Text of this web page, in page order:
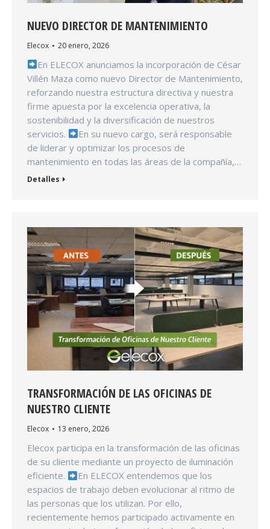
NUEVO DIRECTOR DE MANTENIMIENTO
Elecox 20 enero, 2026
En ELECOX anunciamos la incorporación de César
Villén Maza como nuevo Director de Mantenimiento,
reforzando nuestra estructura directiva y nuestra
firme apuesta por la excelencia operativa, la
sostenibilidad y la diversificación de nuestros
servicios.
En su nuevo cargo, será responsable
de liderar y optimizar los procesos de
mantenimiento en todas las áreas de la compañía,…
Detalles
TRANSFORMACIÓN DE LAS OFICINAS DE
NUESTRO CLIENTE
Elecox 13 enero, 2026
Elecox participa en la transformación de las oficinas
de su cliente mediante un proyecto de iluminación
eficiente.
En ELECOX entendemos que los
espacios de trabajo deben evolucionar al ritmo de
las personas que los utilizan. Por ello,
recientemente hemos participado activamente en